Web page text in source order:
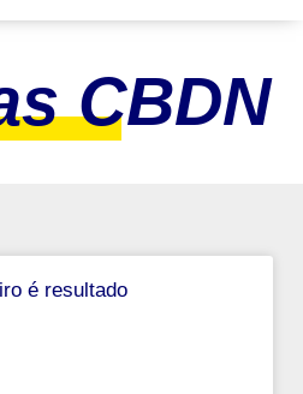
CBDN
é resultado